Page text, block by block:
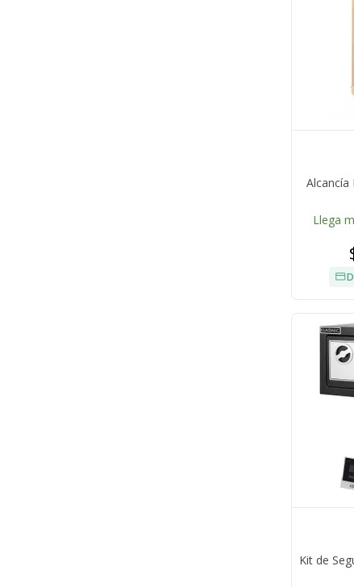
Alcancía
Llega
Kit de